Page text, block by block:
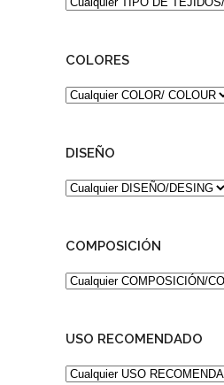
COLORES
DISEÑO
COMPOSICIÓN
USO RECOMENDADO